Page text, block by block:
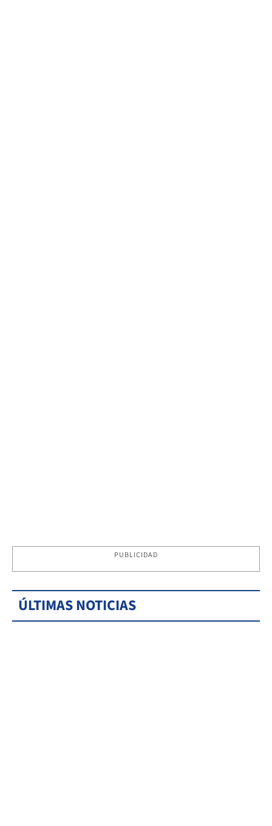
PUBLICIDAD
ÚLTIMAS NOTICIAS